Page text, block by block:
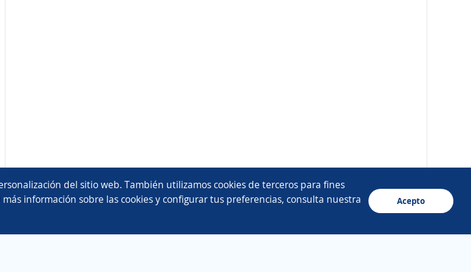
del sitio web. También utilizamos cookies de terceros para fines
información sobre las cookies y configurar tus preferencias, consulta nuestra
Acepto